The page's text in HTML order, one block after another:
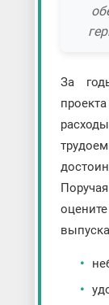
За